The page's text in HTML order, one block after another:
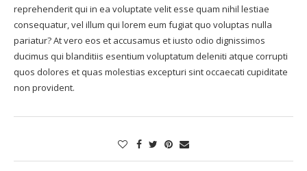
reprehenderit qui in ea voluptate velit esse quam nihil lestiae
consequatur, vel illum qui lorem eum fugiat quo voluptas nulla
pariatur? At vero eos et accusamus et iusto odio dignissimos
ducimus qui blanditiis esentium voluptatum deleniti atque corrupti
quos dolores et quas molestias excepturi sint occaecati cupiditate
non provident.